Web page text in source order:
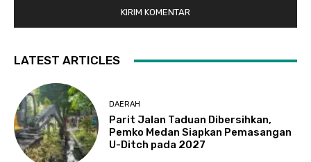
LATEST ARTICLES
DAERAH
Parit Jalan Taduan Dibersihkan,
Pemko Medan Siapkan Pemasangan
U-Ditch pada 2027